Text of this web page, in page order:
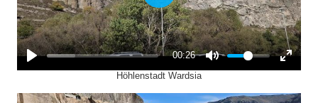
00:26
P
l
a
y
Höhlenstadt Wardsia